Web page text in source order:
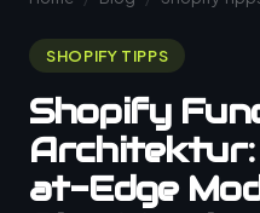
SHOPIFY TIPPS
Shopify
Architektur:
at-Edge